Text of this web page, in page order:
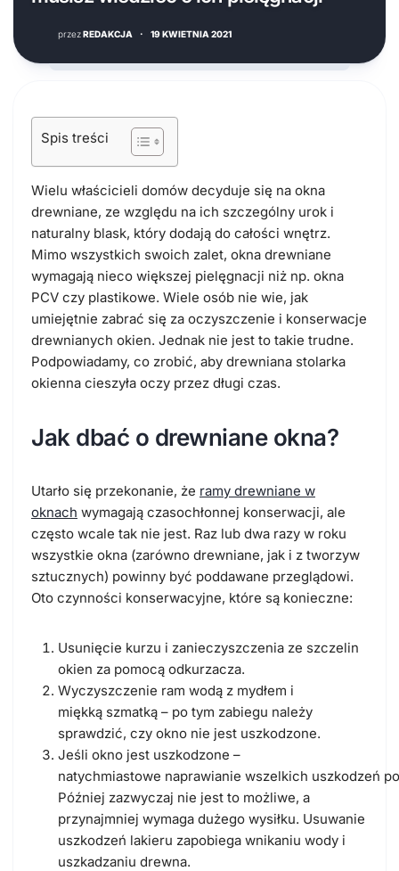
przezREDAKCJA · 19 KWIETNIA 2021
Spis treści
Wielu właścicieli domów decyduje się na okna
drewniane, ze względu na ich szczególny urok i
naturalny blask, który dodają do całości wnętrz.
Mimo wszystkich swoich zalet, okna drewniane
wymagają nieco większej pielęgnacji niż np. okna
PCV czy plastikowe. Wiele osób nie wie, jak
umiejętnie zabrać się za oczyszczenie i konserwacje
drewnianych okien. Jednak nie jest to takie trudne.
Podpowiadamy, co zrobić, aby drewniana stolarka
okienna cieszyła oczy przez długi czas.
Jak dbać o drewniane okna?
Utarło się przekonanie, że ramy drewniane w
oknach wymagają czasochłonnej konserwacji, ale
często wcale tak nie jest. Raz lub dwa razy w roku
wszystkie okna (zarówno drewniane, jak i z tworzyw
sztucznych) powinny być poddawane przeglądowi.
Oto czynności konserwacyjne, które są konieczne:
Usunięcie kurzu i zanieczyszczenia ze szczelin
okien za pomocą odkurzacza.
Wyczyszczenie ram wodą z mydłem i
miękką szmatką – po tym zabiegu należy
sprawdzić, czy okno nie jest uszkodzone.
Jeśli okno jest uszkodzone –
natychmiastowe naprawianie wszelkich uszkodzeń
Później zazwyczaj nie jest to możliwe, a
przynajmniej wymaga dużego wysiłku. Usuwanie
uszkodzeń lakieru zapobiega wnikaniu wody i
uszkadzaniu drewna.